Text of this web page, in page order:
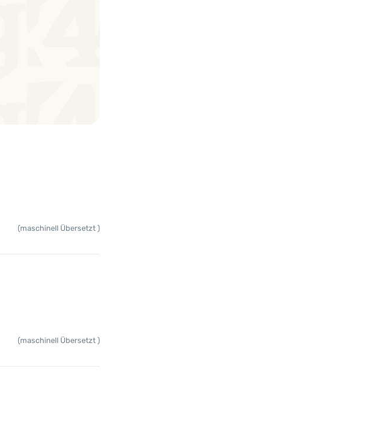
(maschinell Übersetzt )
(maschinell Übersetzt )